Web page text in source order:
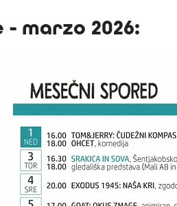
marzo 2026: